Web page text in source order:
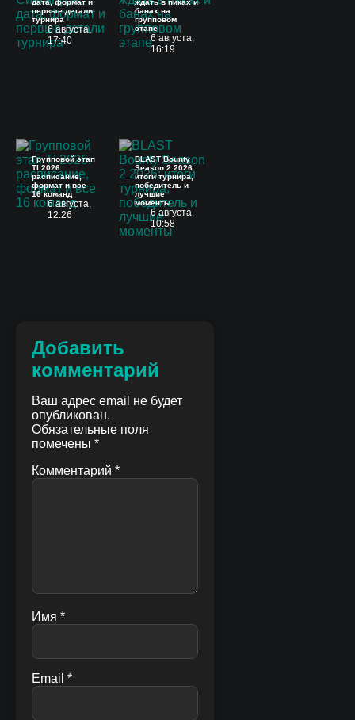
дата, формат и
первые детали
турнира
6 августа,
17:40
ждать в пиках и
банах на
групповом
этапе
6 августа,
16:19
Групповой этап
TI 2026:
расписание,
формат и все
16 команд
6 августа,
12:26
BLAST Bounty
Season 2 2026:
итоги турнира,
победитель и
лучшие
моменты
6 августа,
10:58
Добавить
комментарий
Ваш адрес email не будет
опубликован.
Обязательные поля
помечены *
Комментарий *
Имя *
Email *